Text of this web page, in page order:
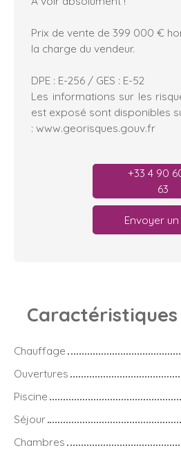
Prix de vente de 399 000 €
la charge du vendeur.
DPE : E-256 / GES : E-52
Les informations sur les
est exposé sont disponibles
: www.georisques.gouv.fr
+33 4 90
63
Envoyer
Caractéristiques
Chauffage
Ouvertures
Piscine
Séjour
Chambres